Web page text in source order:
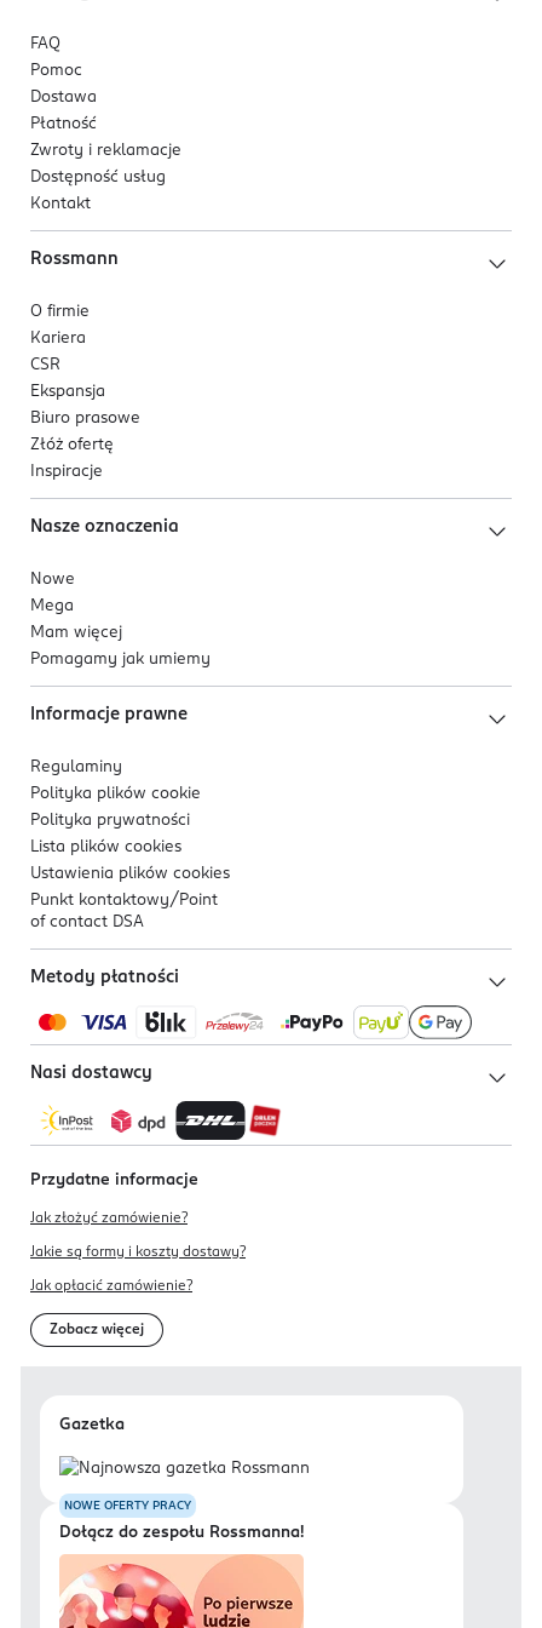
FAQ
Pomoc
Dostawa
Płatność
Zwroty i reklamacje
Dostępność usług
Kontakt
Rossmann
O firmie
Kariera
CSR
Ekspansja
Biuro prasowe
Złóż ofertę
Inspiracje
Nasze oznaczenia
Nowe
Mega
Mam więcej
Pomagamy jak umiemy
Informacje prawne
Regulaminy
Polityka plików cookie
Polityka prywatności
Lista plików cookies
Ustawienia plików cookies
Punkt kontaktowy/ Point
of contact DSA
Metody płatności
Nasi dostawcy
Przydatne informacje
Jak złożyć zamówienie?
Jakie są formy i koszty dostawy?
Jak opłacić zamówienie?
Zobacz więcej
Gazetka
NOWE OFERTY PRACY
Dołącz do zespołu Rossmanna!